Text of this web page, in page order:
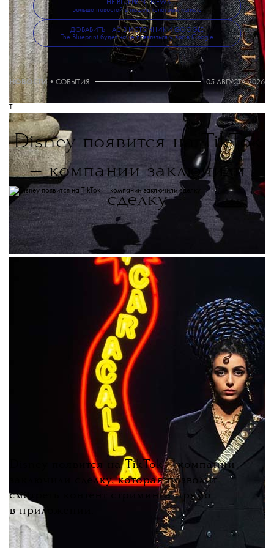
THE BLUEPRINT NEWS
Больше новостей в нашем телеграм-канале
ДОБАВИТЬ НАС В ИСТОЧНИКИ GOOGLE
The Blueprint будет чаще появляться у вас в Google
НОВОСТИ • СОБЫТИЯ 05 АВГУСТА 2026
T
Disney появится на TikTok
— компании заключили
сделку
Disney появится на TikTok — компании
заключили сделку, которая позволит
смотреть контент стриминга прямо
в приложении.